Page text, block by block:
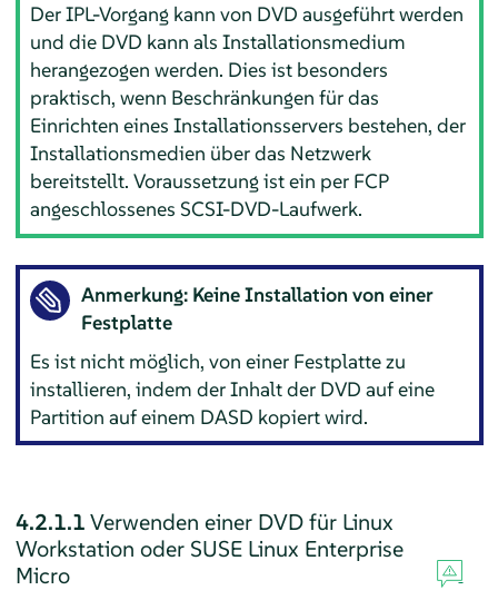
Der IPL-Vorgang kann von DVD ausgeführt werden
und die DVD kann als Installationsmedium
herangezogen werden. Dies ist besonders
praktisch, wenn Beschränkungen für das
Einrichten eines Installationsservers bestehen, der
Installationsmedien über das Netzwerk
bereitstellt. Voraussetzung ist ein per FCP
angeschlossenes SCSI-DVD-Laufwerk.
Anmerkung: Keine Installation von einer
Festplatte
Es ist nicht möglich, von einer Festplatte zu
installieren, indem der Inhalt der DVD auf eine
Partition auf einem DASD kopiert wird.
4.2.1.1Verwenden einer DVD für Linux
Workstation oder SUSE Linux Enterprise
Micro